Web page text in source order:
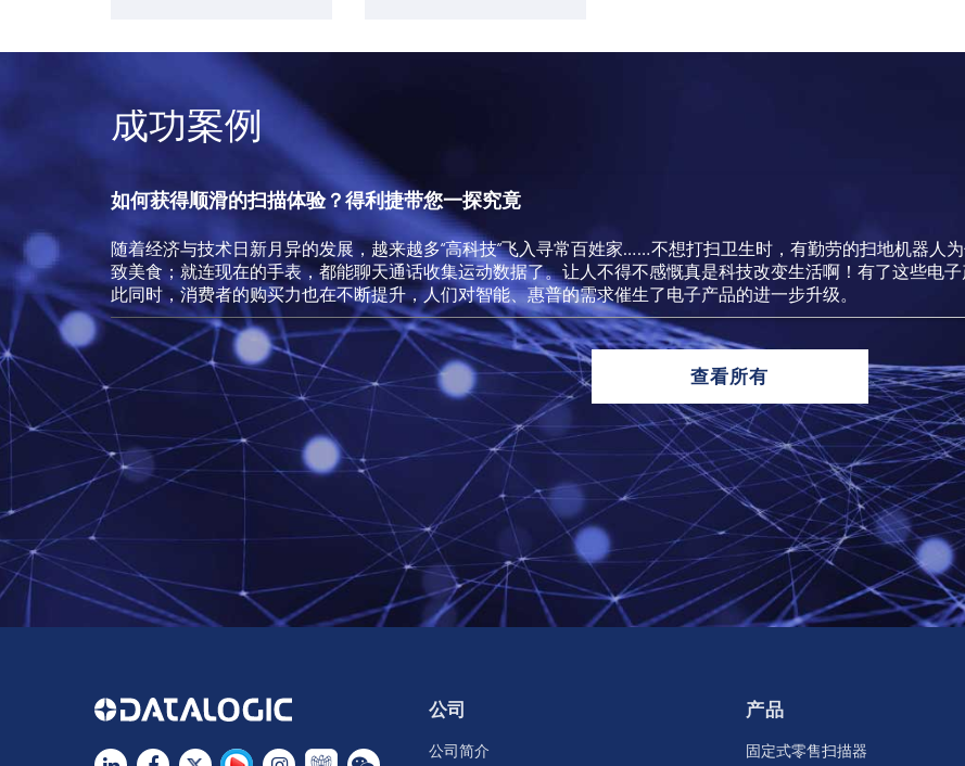
成功案例
如何获得顺滑的扫描体验？得利捷带您一探究竟
随着经济与技术日新月异的发展，越来越多“高科技”飞入寻常百姓家……不想打扫卫生时，有勤劳的扫地机器人
致美食；就连现在的手表，都能聊天通话收集运动数据了。让人不得不感慨真是科技改变生活啊！有了这些电
此同时，消费者的购买力也在不断提升，人们对智能、惠普的需求催生了电子产品的进一步升级。
查看所有
公司
公司简介
产品
固定式零售扫描器